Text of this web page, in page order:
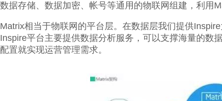
数据存储、数据加密、帐号等通用的物联网组建，利用
Matrix相当于物联网的平台层。在数据层我们提供
Inspire平台主要提供数据分析服务，可以支撑海量的数
配置就实现运营管理需求。